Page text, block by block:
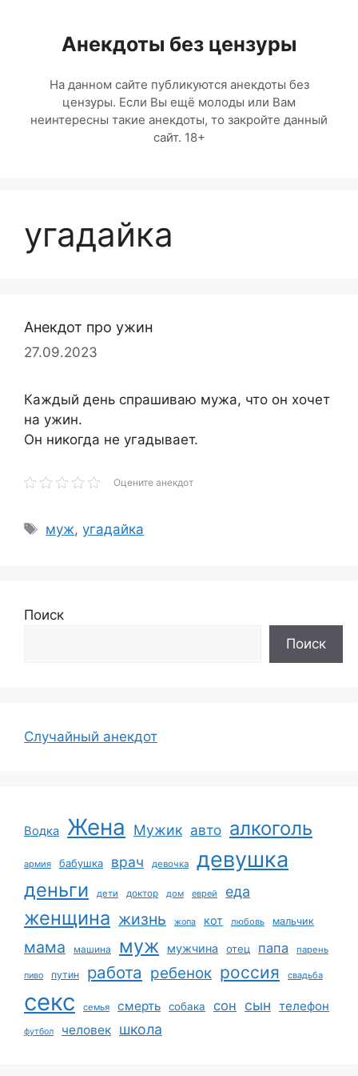
содержимомуАнекдоты без цензуры
На данном сайте публикуются анекдоты без
цензуры. Если Вы ещё молоды или Вам
неинтересны такие анекдоты, то закройте данный
сайт. 18+
угадайка
Анекдот про ужин
27.09.2023
Каждый день спрашиваю мужа, что он хочет
на ужин.
Он никогда не угадывает.
Оцените анекдот
Метки
муж,угадайка
Поиск
Поиск
Случайный анекдот
Водка Жена Мужик авто алкоголь
армия бабушка врач девочка девушка
деньги дети доктор дом еврей еда
женщина жизнь жопа кот любовь мальчик
мама машина муж мужчина отец папа парень
пиво путин работа ребенок россия свадьба
секс семья смерть собака сон сын телефон
футбол человек школа